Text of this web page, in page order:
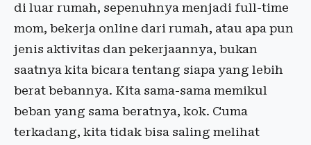
di luar rumah, sepenuhnya menjadi full-time
mom, bekerja online dari rumah, atau apa pun
jenis aktivitas dan pekerjaannya, bukan
saatnya kita bicara tentang siapa yang lebih
berat bebannya. Kita sama-sama memikul
beban yang sama beratnya, kok. Cuma
terkadang, kita tidak bisa saling melihat